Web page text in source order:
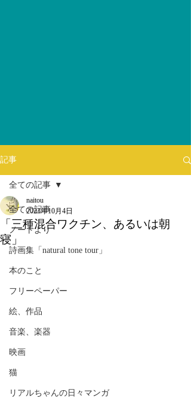
記事
全ての記事
ノートより
詩画集「natural tone tour」
本のこと
フリーペーパー
絵、作品
音楽、楽器
映画
猫
リアルちゃんの日々マンガ
全ての記事
「三種混合ワクチン、あるいは朝
寝」
naitou
2023年10月4日